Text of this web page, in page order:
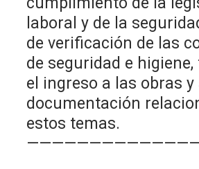
laboral y de la
de verificación de las
de seguridad e
el ingreso a las obras y
documentación
estos temas.